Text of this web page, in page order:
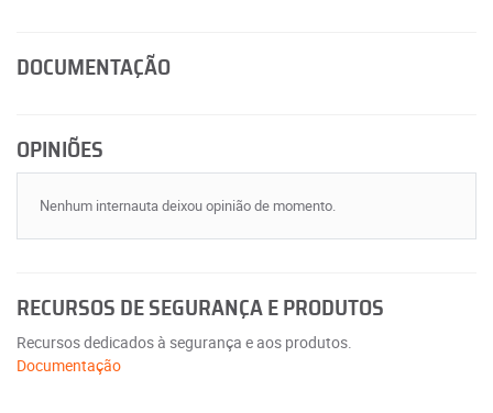
DOCUMENTAÇÃO
OPINIÕES
Nenhum internauta deixou opinião de momento.
RECURSOS DE SEGURANÇA E PRODUTOS
Recursos dedicados à segurança e aos produtos.
Documentação